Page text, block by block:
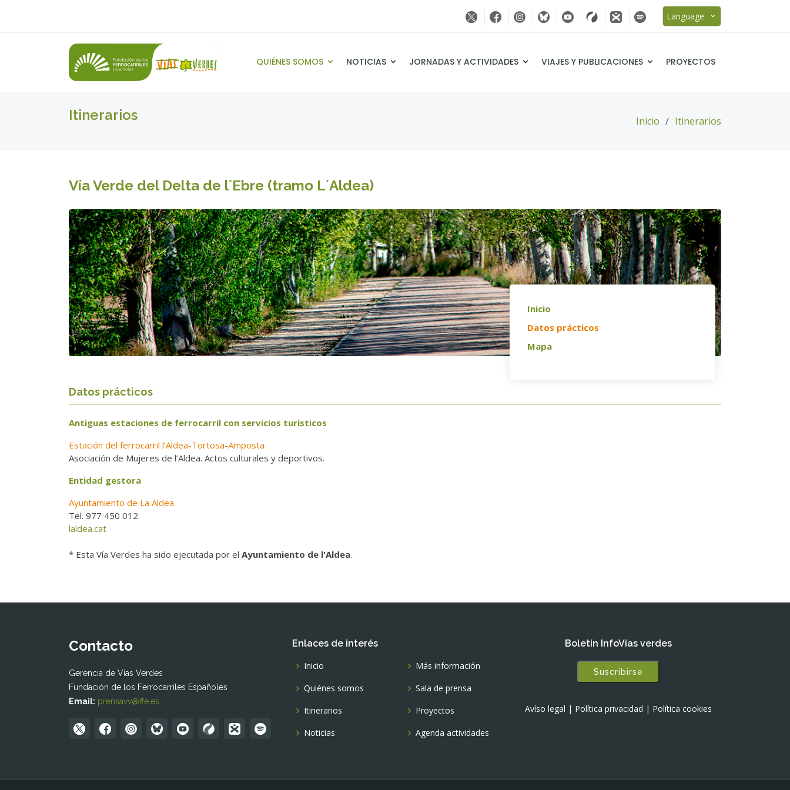
Language
QUIÉNES SOMOS NOTICIAS JORNADAS Y ACTIVIDADES VIAJES Y PUBLICACIONES PROYECTOS
Itinerarios Inicio Itinerarios
Vía Verde del Delta de l´Ebre (tramo L´Aldea)
Inicio
Datos prácticos
Mapa
Datos prácticos
Antiguas estaciones de ferrocarril con servicios turísticos
Estación del ferrocarril l’Aldea-Tortosa-Amposta
Asociación de Mujeres de l’Aldea. Actos culturales y deportivos.
Entidad gestora
Ayuntamiento de La Aldea
Tel. 977 450 012.
laldea.cat
* Esta Vía Verdes ha sido ejecutada por el Ayuntamiento de l'Aldea.
Contacto
Gerencia de Vías Verdes
Fundación de los Ferrocarriles Españoles
Email: prensavv@ffe.es
Enlaces de interés
Inicio
Quiénes somos
Itinerarios
Noticias
Más información
Sala de prensa
Proyectos
Agenda actividades
Boletín InfoVías verdes
Suscribirse
Avíso legal | Política privacidad | Política cookies